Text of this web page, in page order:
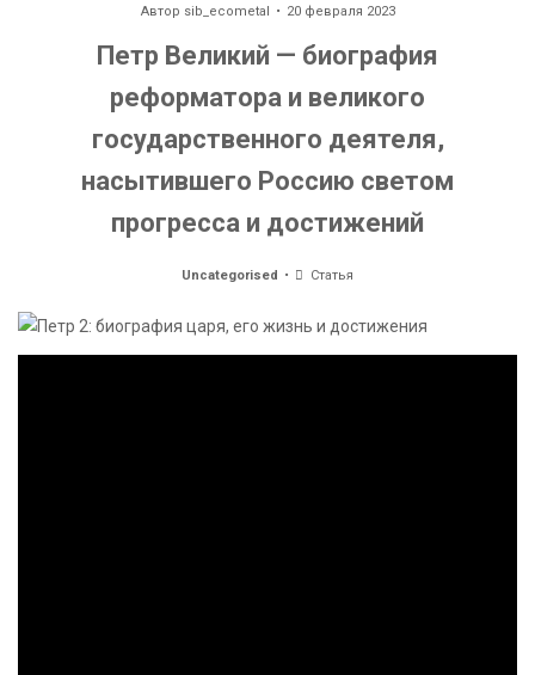
Автор sib_ecometal 20 февраля 2023
Петр Великий — биография
реформатора и великого
государственного деятеля,
насытившего Россию светом
прогресса и достижений
Uncategorised Статья